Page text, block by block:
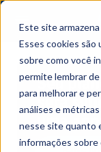
Este site
Esses cookies são
sobre como você
permite lembrar
para melhorar e
análises e
nesse site quanto
informações sobre